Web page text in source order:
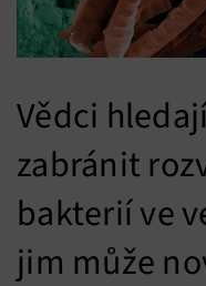
Vědci
zabránit
bakterií ve
jim může